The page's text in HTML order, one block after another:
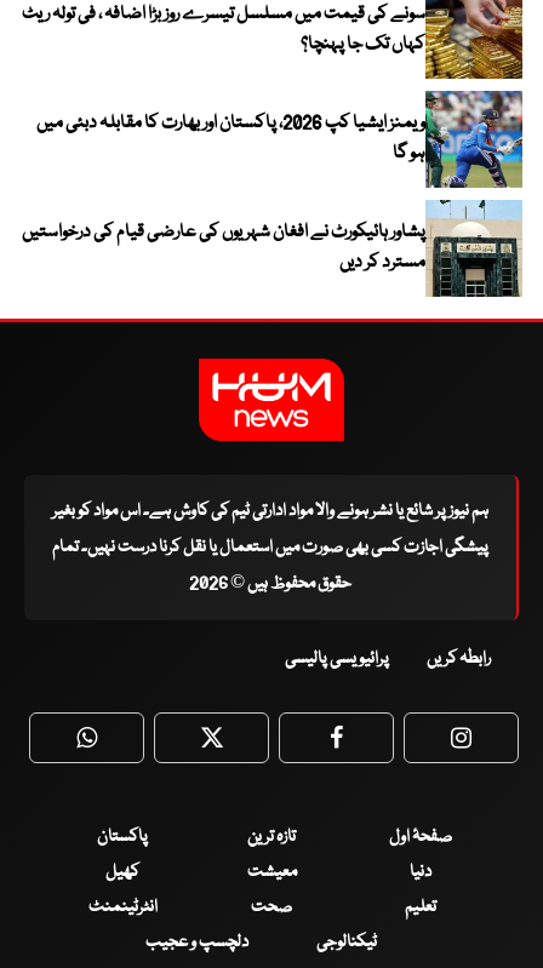
سونے کی قیمت میں مسلسل تیسرے روز بڑا اضافہ ، فی تولہ ریٹ
کہاں تک جا پہنچا؟
ویمنز ایشیا کپ 2026، پاکستان اور بھارت کا مقابلہ دبئی میں
ہو گا
پشاور ہائیکورٹ نے افغان شہریوں کی عارضی قیام کی درخواستیں
مسترد کر دیں
ہم نیوز پر شائع یا نشر ہونے والا مواد ادارتی ٹیم کی کاوش ہے۔ اس مواد کو بغیر
پیشگی اجازت کسی بھی صورت میں استعمال یا نقل کرنا درست نہیں۔ تمام
حقوق محفوظ ہیں © 2026
رابطہ کریں پرائیویسی پالیسی
WhatsApp Twitter Facebook
صفحۂ اول تازہ ترین
پاکستان
دنیا
معیشت
کھیل
تعلیم
صحت
انٹرٹینمنٹ
ٹیکنالوجی
دلچسپ و عجیب